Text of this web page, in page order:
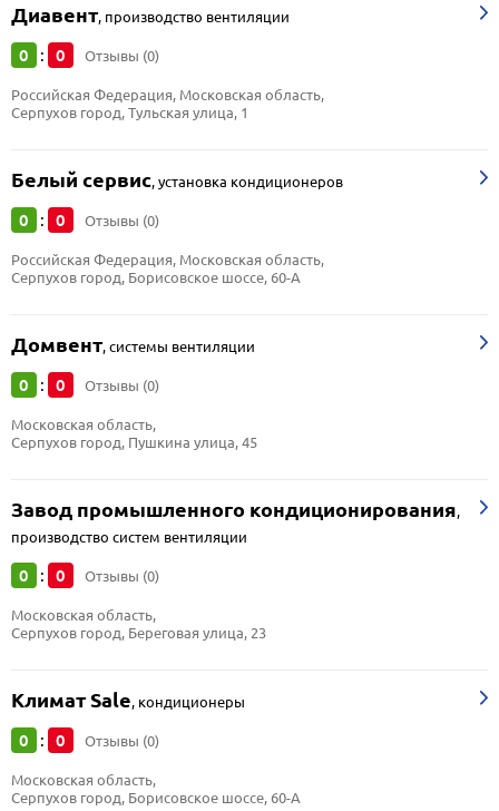
Диавент, производство вентиляции
0 : 0 Отзывы (0)
Российская Федерация, Московская область,
Серпухов город, Тульская улица, 1
Белый сервис,установка кондиционеров
0 : 0 Отзывы (0)
Российская Федерация, Московская область,
Серпухов город, Борисовское шоссе, 60-А
Домвент,системы вентиляции
0 : 0 Отзывы (0)
Московская область,
Серпухов город, Пушкина улица, 45
Завод промышленного кондиционирования,
производство систем вентиляции
0 : 0 Отзывы (0)
Московская область,
Серпухов город, Береговая улица, 23
Климат Sale, кондиционеры
0 : 0 Отзывы (0)
Московская область,
Серпухов город, Борисовское шоссе, 60-А